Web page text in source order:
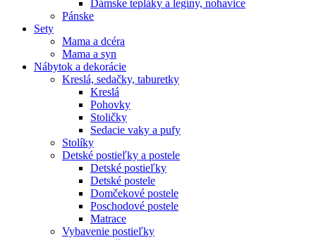
Dámske tepláky a legíny, nohavice
Pánske
Sety
Mama a dcéra
Mama a syn
Nábytok a dekorácie
Kreslá, sedačky, taburetky
Kreslá
Pohovky
Stoličky
Sedacie vaky a pufy
Stolíky
Detské postieľky a postele
Detské postieľky
Detské postele
Domčekové postele
Poschodové postele
Matrace
Vybavenie postieľky